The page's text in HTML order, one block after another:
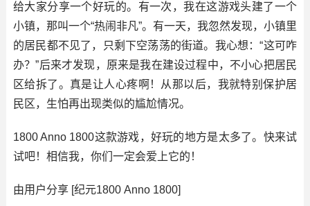
给大家分享一个好玩的。有一次，我在这游戏头建了一个
小镇，那叫一个“热闹非凡”。有一天，我忽然发现，小镇里
的居民都不见了，只剩下空荡荡的街道。我心想：“这可咋
办？”后来才发现，原来是我在建设过程中，不小心把居民
区给拆了。真是让人心疼啊！从那以后，我就特别保护居
民区，生怕再出现类似的尴尬情况。
1800 Anno 1800这款游戏，好玩的地方是太多了。快来试
试吧！相信我，你们一定会爱上它的！
由用户分享 [纪元1800 Anno 1800]